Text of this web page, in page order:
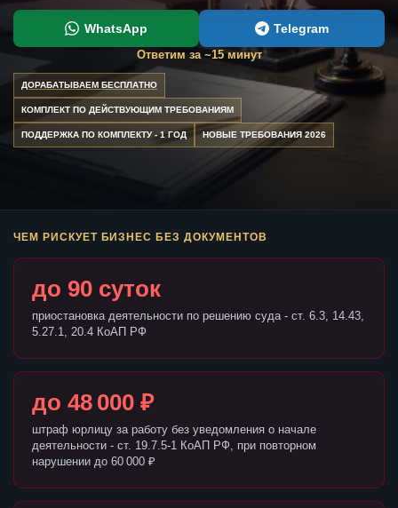
WhatsApp Telegram
Ответим за ~15 минут
ДОРАБАТЫВАЕМ БЕСПЛАТНО
КОМПЛЕКТ ПО ДЕЙСТВУЮЩИМ ТРЕБОВАНИЯМ
ПОДДЕРЖКА ПО КОМПЛЕКТУ - 1 ГОД НОВЫЕ ТРЕБОВАНИЯ 2026
ЧЕМ РИСКУЕТ БИЗНЕС БЕЗ ДОКУМЕНТОВ
до 90 суток
приостановка деятельности по решению суда - ст. 6.3, 14.43,
5.27.1, 20.4 КоАП РФ
до 48 000 ₽
штраф юрлицу за работу без уведомления о начале
деятельности - ст. 19.7.5-1 КоАП РФ, при повторном
нарушении до 60 000 ₽